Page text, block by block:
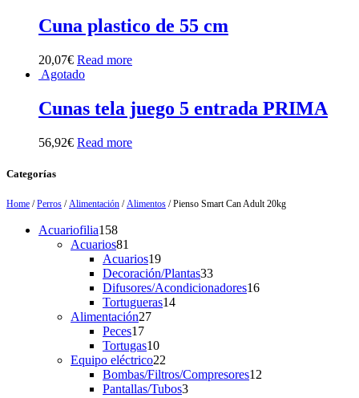
Cuna plastico de 55 cm
20,07€ Read more
Agotado
Cunas tela juego 5 entrada PRIMA
56,92€ Read more
Categorías
Home /Perros /Alimentación /Alimentos / Pienso Smart Can Adult 20kg
Acuariofilia158158
products
Acuarios81
products
Acuarios1919
products
Decoración/Plantas3333
products
Difusores/Acondicionadores1616
Tortugueras1414
Alimentación2727
Peces1717
products
Tortugas1010
products
Equipo eléctrico22
products
Bombas/Filtros/Compresores12
Pantallas/Tubos33